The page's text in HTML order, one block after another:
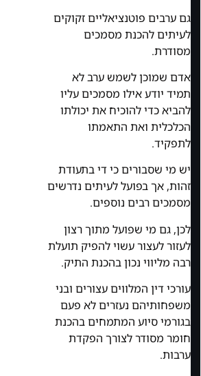
גם ערבים פוטנציאליים זקוקים
לעיתים להכנת מסמכים
מסודרת.
אדם שמוכן לשמש ערב לא
תמיד יודע אילו מסמכים עליו
להביא כדי להוכיח את יכולתו
הכלכלית ואת התאמתו
לתפקיד.
יש מי שסבורים כי די בתעודת
זהות, אך בפועל לעיתים נדרשים
מסמכים רבים נוספים.
לכן, גם מי שפועל מתוך רצון
לעזור לעצור עשוי להפיק תועלת
רבה מליווי נכון בהכנת התיק.
עורכי דין המלווים עצורים ובני
משפחותיהם נעזרים לא פעם
בגורמי סיוע המתמחים בהכנת
חומר מסודר לצורך הפקדת
ערבות.